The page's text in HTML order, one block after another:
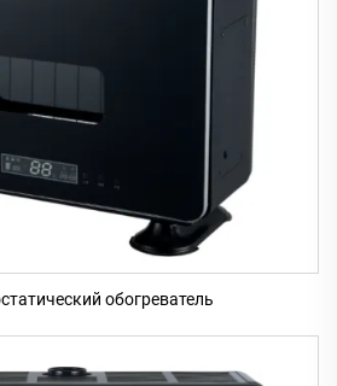
обогреватель